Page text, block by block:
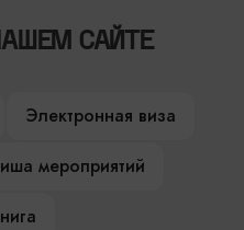
САЙТЕ
Электронная виза
мероприятий